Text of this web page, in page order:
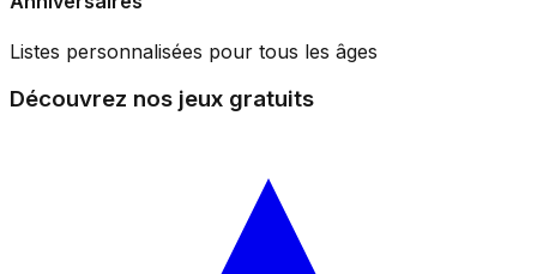
Listes personnalisées pour tous les âges
Découvrez nos jeux gratuits